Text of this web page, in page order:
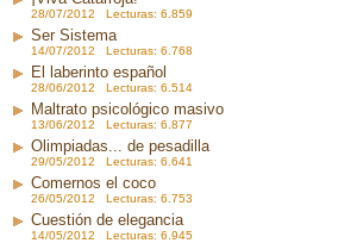
28/07/2012 Lecturas: 6.859
Ser Sistema
14/07/2012 Lecturas: 6.768
El laberinto español
28/06/2012 Lecturas: 6.514
Maltrato psicológico masivo
13/06/2012 Lecturas: 6.877
Olimpiadas... de pesadilla
29/05/2012 Lecturas: 6.641
Comernos el coco
26/05/2012 Lecturas: 6.753
Cuestión de elegancia
14/05/2012 Lecturas: 6.945